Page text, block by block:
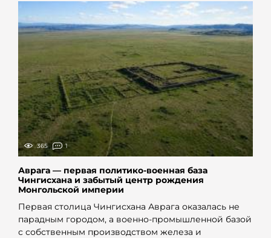
365 1
Аврага — первая политико-военная база
Чингисхана и забытый центр рождения
Монгольской империи
Первая столица Чингисхана Аврага оказалась не
парадным городом, а военно-промышленной базой
с собственным производством железа и